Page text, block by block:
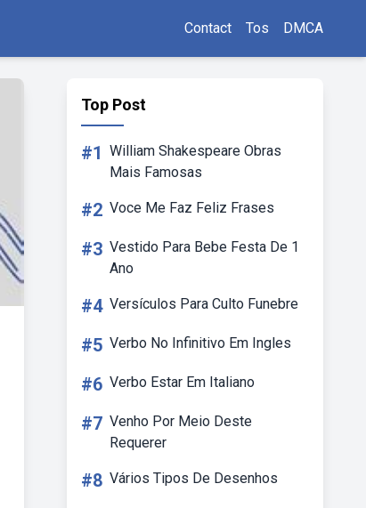
Contact Tos DMCA
Top Post
#1 William Shakespeare Obras
Mais Famosas
#2 Voce Me Faz Feliz Frases
#3 Vestido Para Bebe Festa De 1
Ano
#4 Versículos Para Culto Funebre
#5 Verbo No Infinitivo Em Ingles
#6 Verbo Estar Em Italiano
#7 Venho Por Meio Deste
Requerer
#8 Vários Tipos De Desenhos